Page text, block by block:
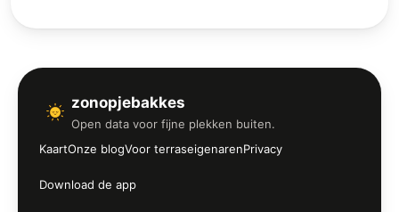
zonopjebakkes
Open data voor fijne plekken buiten.
KaartOnze blogVoor terraseigenarenPrivacy
Download de app